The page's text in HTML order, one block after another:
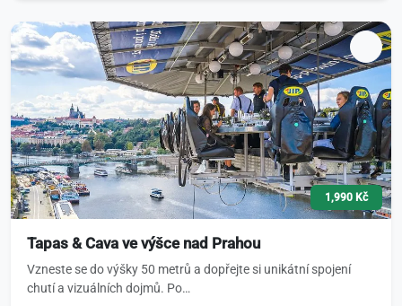
1,990 Kč
Tapas & Cava ve výšce nad Prahou
Vzneste se do výšky 50 metrů a dopřejte si unikátní spojení
chutí a vizuálních dojmů. Po…